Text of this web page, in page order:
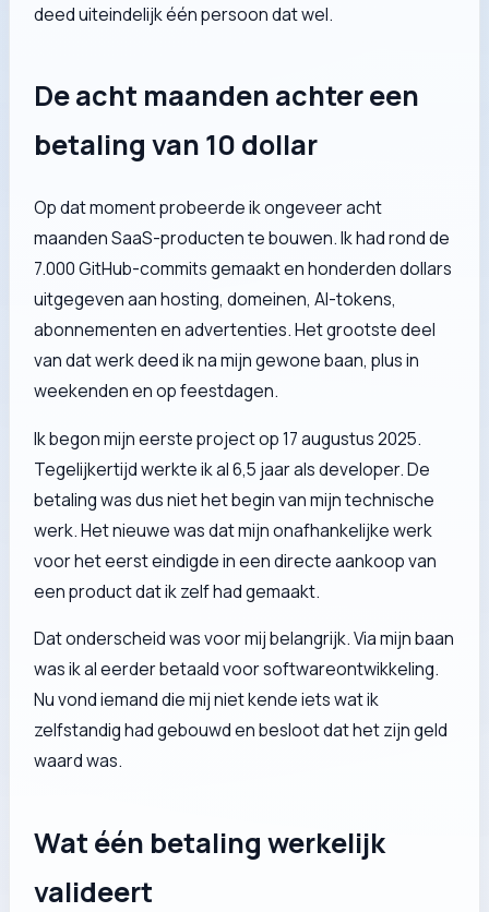
deed uiteindelijk één persoon dat wel.
De acht maanden achter een
betaling van 10 dollar
Op dat moment probeerde ik ongeveer acht
maanden SaaS-producten te bouwen. Ik had rond de
7.000 GitHub-commits gemaakt en honderden dollars
uitgegeven aan hosting, domeinen, AI-tokens,
abonnementen en advertenties. Het grootste deel
van dat werk deed ik na mijn gewone baan, plus in
weekenden en op feestdagen.
Ik begon mijn eerste project op 17 augustus 2025.
Tegelijkertijd werkte ik al 6,5 jaar als developer. De
betaling was dus niet het begin van mijn technische
werk. Het nieuwe was dat mijn onafhankelijke werk
voor het eerst eindigde in een directe aankoop van
een product dat ik zelf had gemaakt.
Dat onderscheid was voor mij belangrijk. Via mijn baan
was ik al eerder betaald voor softwareontwikkeling.
Nu vond iemand die mij niet kende iets wat ik
zelfstandig had gebouwd en besloot dat het zijn geld
waard was.
Wat één betaling werkelijk
valideert